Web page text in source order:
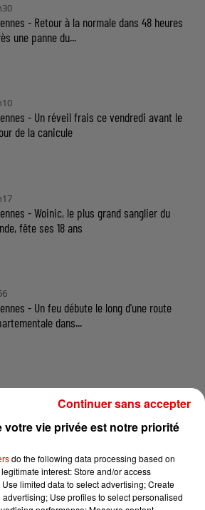
- Retour à la normale dans 48 heures
une panne du...
- Un réveil frais ce vendredi avant le
de la canicule
- Woinic, le plus grand sanglier du
fête ses 18 ans
- Un feu débute le long d'une route
dans...
17h04
17h04 16h56
16h56
votre vie privée est notre priorité
do the following data processing based on
interest: Store and/or access
limited data to select advertising; Create
Use profiles to select personalised
Continuer sans accepter